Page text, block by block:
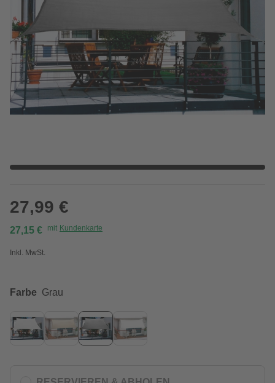
27,99 €
27,15 € mit Kundenkarte
Inkl. MwSt.
Farbe Grau